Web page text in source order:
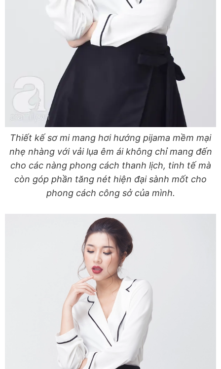
Thiết kế sơ mi mang hơi hướng pijama mềm mại
nhẹ nhàng với vải lụa êm ái không chỉ mang đến
cho các nàng phong cách thanh lịch, tinh tế mà
còn góp phần tăng nét hiện đại sành mốt cho
phong cách công sở của mình.